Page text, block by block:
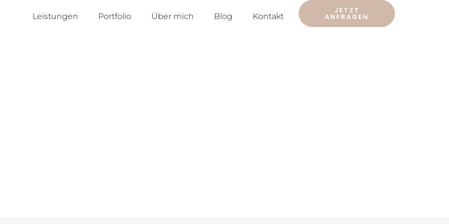
Leistungen Portfolio Über mich Blog Kontakt
JETZT
ANFRAGEN